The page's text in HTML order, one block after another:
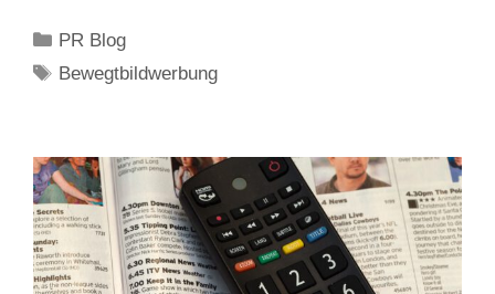
Kategorien
PR Blog
Schlagwörter
Bewegtbildwerbung